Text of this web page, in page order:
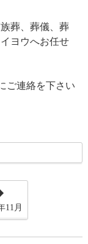
葬、葬儀、葬
ヨウへお任せ
ご連絡を下さい
11月